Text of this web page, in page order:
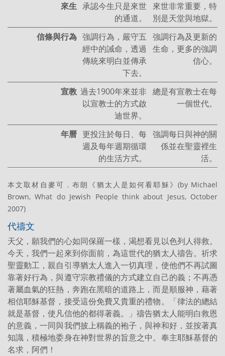
來生 承認今生只是來世
的通道。
來世非常重要，特
別是天堂與地獄。
信條與行為 強調行為，嚴守五
經中的誡命，透過
傳統來明白並傳承
下去。
強調行為及更新的
生命，更多的強調
信心。
宣教 過去1900年來並非
以宣教士的方式啟
迪世界。
總是有宣教士在每
一個世代。
年曆 更投注於每日、每
週及每年週期循環
的生活方式。
強調每日與神的關
係並在聖靈裡生
活。
本文取材自麥可．布朗《猶太人是如何看耶穌》(by Michael
Brown, What do Jewish People think about Jesus, October
2007)
代禱文
天父，願我們的心如同保羅一樣，渴想看見以色列人得救。
今天，我們一起來到你面前，為這世代的猶太人禱告。祈求
聖靈動工，親自引導猶太人進入一切真理，使他們不再試圖
靠著好行為，與遵守宗教禮儀的方式建立自己的義；不再憑
著屬血氣的狂熱，奔跑在黑暗的道路上，而是順服神，藉著
相信耶穌基督，接受這份免費又貴重的禮物。「律法的總結
就是基督，使凡信他的都得著義。」禱告猶太人能明白救恩
的意義，一同與我們披上稱義的袍子，與神和好，並按著真
知識，積極地委身在神對世界的旨意之中。奉主耶穌基督的
名求，阿們！